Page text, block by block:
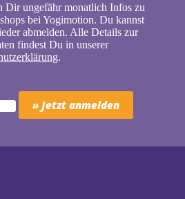
Dir ungefähr monatlich Infos zu
bei Yogimotion. Du kannst
abmelden. Alle Details zur
findest Du in unserer
.